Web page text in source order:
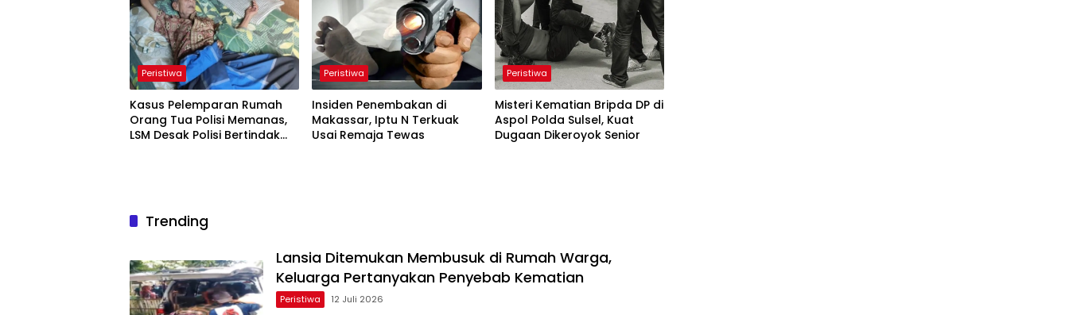
Peristiwa
Kasus Pelemparan Rumah
Orang Tua Polisi Memanas,
LSM Desak Polisi Bertindak
Peristiwa
Insiden Penembakan di
Makassar, Iptu N Terkuak
Usai Remaja Tewas
Peristiwa
Misteri Kematian Bripda DP di
Aspol Polda Sulsel, Kuat
Dugaan Dikeroyok Senior
Trending
Lansia Ditemukan Membusuk di Rumah Warga,
Keluarga Pertanyakan Penyebab Kematian
Peristiwa 12 Juli 2026